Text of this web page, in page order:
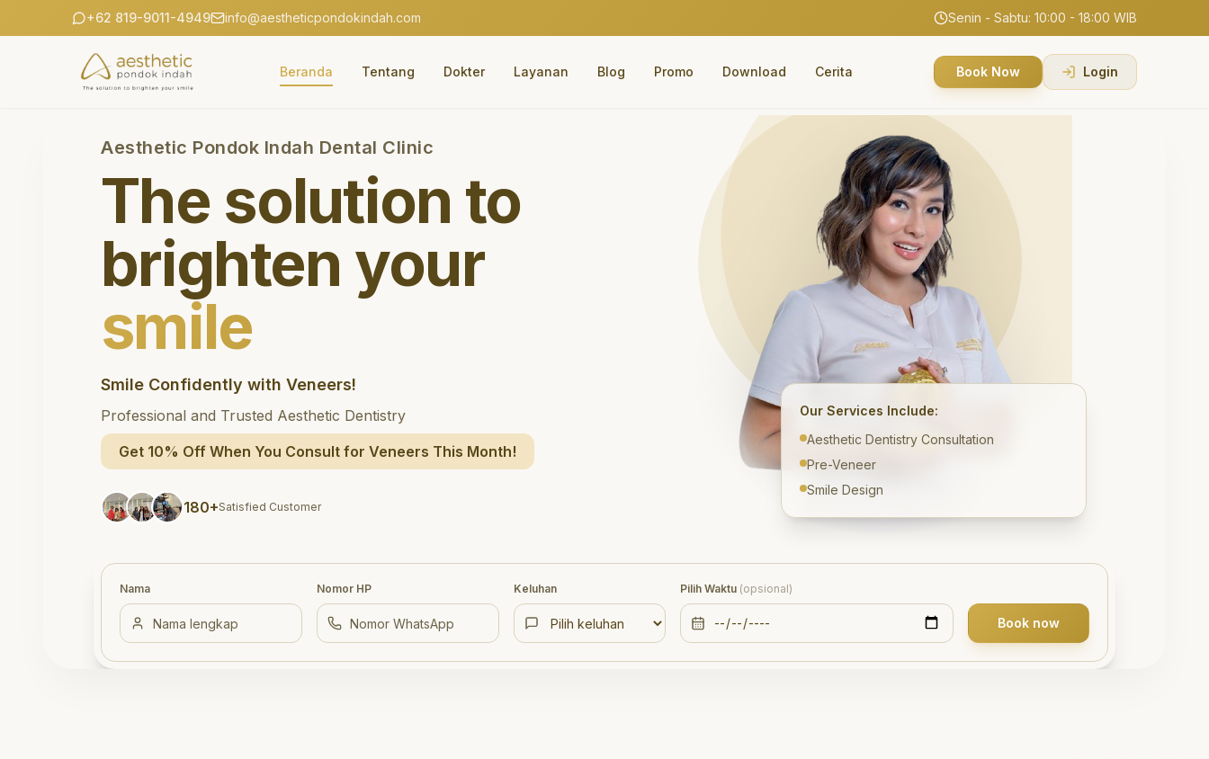
+62 819-9011-4949 info@aestheticpondokindah.com Senin - Sabtu: 10:00 - 18:00 WIB
Beranda Tentang Dokter Layanan Blog Promo Download Cerita Book Now Login
Aesthetic Pondok Indah Dental Clinic
The solution to
brighten your
smile
Smile Confidently with Veneers!
Professional and Trusted Aesthetic Dentistry
Get 10% Off When You Consult for Veneers This Month!
180+Satisfied Customer
Our Services Include:
Aesthetic Dentistry Consultation
Pre-Veneer
Smile Design
Nama Nomor HP Keluhan Pilih Waktu (opsional)
Book now